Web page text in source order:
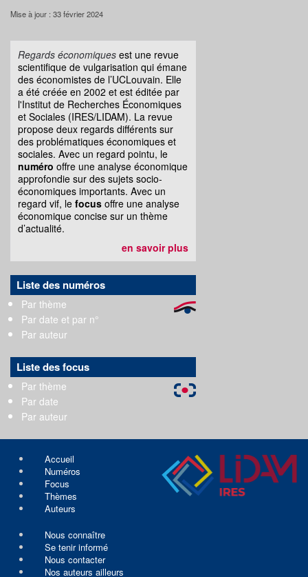
Mise à jour : 33 février 2024
Regards économiques est une revue
scientifique de vulgarisation qui émane
des économistes de l’UCLouvain. Elle
a été créée en 2002 et est éditée par
l'Institut de Recherches Économiques
et Sociales (IRES/LIDAM). La revue
propose deux regards différents sur
des problématiques économiques et
sociales. Avec un regard pointu, le
numéro offre une analyse économique
approfondie sur des sujets socio-
économiques importants. Avec un
regard vif, le focus offre une analyse
économique concise sur un thème
d’actualité.
en savoir plus
Liste des numéros
Par thème
Par date et par n°
Par auteur
Liste des focus
Par thème
Par date
Par auteur
Accueil
Numéros
Focus
Thèmes
Auteurs
Nous connaître
Se tenir informé
Nous contacter
Nos auteurs ailleurs